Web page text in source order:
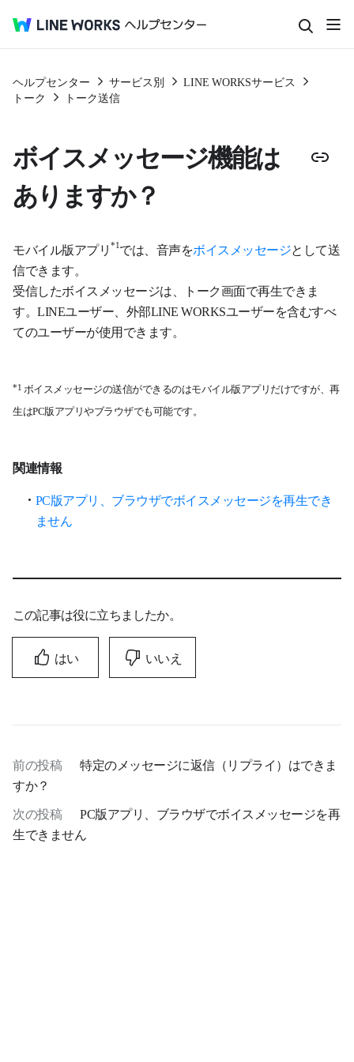
ヘルプセンター サービス別
LINE WORKSサービス
トーク
トーク送信
ボイスメッセージ機能は
ありますか？
モバイル版アプリ *1では、音声をボイスメッセージとして送
信できます。
受信したボイスメッセージは、トーク画面で再生できま
す。LINEユーザー、外部LINE WORKSユーザーを含むすべ
てのユーザーが使用できます。
*1 ボイスメッセージの送信ができるのはモバイル版アプリだけですが、再
生はPC版アプリやブラウザでも可能です。
関連情報
PC版アプリ、ブラウザでボイスメッセージを再生でき
ません
この記事は役に立ちましたか。
はい いいえ
前の投稿
特定のメッセージに返信（リプライ）はできま
すか？
次の投稿
PC版アプリ、ブラウザでボイスメッセージを再
生できません